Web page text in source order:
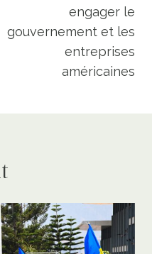
engager le
gouvernement et les
entreprises
américaines